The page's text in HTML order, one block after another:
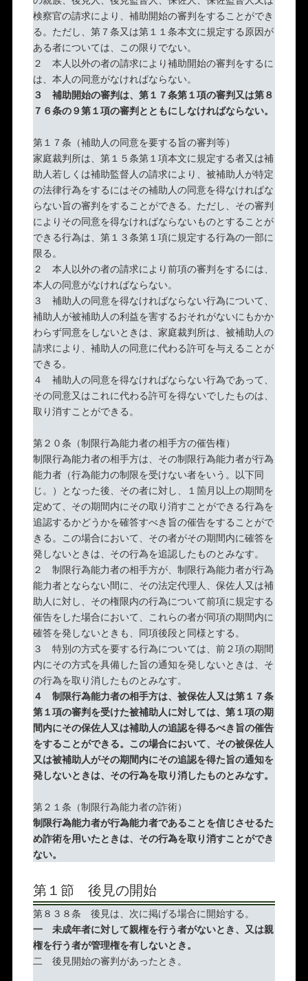
検察官の請求により、補助開始の審判をすることができ
る。ただし、第７条又は第１１条本文に規定する原因が
ある者については、この限りでない。
２ 本人以外の者の請求により補助開始の審判をするに
は、本人の同意がなければならない。
３
補助開始の審判は、第１７条第１項の審判又は第８
７６条の９第１項の審判とともにしなければならない。
第１７条（補助人の同意を要する旨の審判等）
家庭裁判所は、第１５条第１項本文に規定する者又は補
助人若しくは補助監督人の請求により、被補助人が特定
の法律行為をするにはその補助人の同意を得なければな
らない旨の審判をすることができる。ただし、その審判
によりその同意を得なければならないものとすることが
できる行為は、第１３条第１項に規定する行為の一部に
限る。
２ 本人以外の者の請求により前項の審判をするには、
本人の同意がなければならない。
３ 補助人の同意を得なければならない行為について、
補助人が被補助人の利益を害するおそれがないにもかか
わらず同意をしないときは、家庭裁判所は、被補助人の
請求により、補助人の同意に代わる許可を与えることが
できる。
４ 補助人の同意を得なければならない行為であって、
その同意又はこれに代わる許可を得ないでしたものは、
取り消すことができる。
第２０条（制限行為能力者の相手方の催告権）
制限行為能力者の相手方は、その制限行為能力者が行為
能力者（行為能力の制限を受けない者をいう。以下同
じ。）となった後、その者に対し、１箇月以上の期間を
定めて、その期間内にその取り消すことができる行為を
追認するかどうかを確答すべき旨の催告をすることがで
きる。この場合において、その者がその期間内に確答を
発しないときは、その行為を追認したものとみなす。
２ 制限行為能力者の相手方が、制限行為能力者が行為
能力者とならない間に、その法定代理人、保佐人又は補
助人に対し、その権限内の行為について前項に規定する
催告をした場合において、これらの者が同項の期間内に
確答を発しないときも、同項後段と同様とする。
３ 特別の方式を要する行為については、前２項の期間
内にその方式を具備した旨の通知を発しないときは、そ
の行為を取り消したものとみなす。
４
制限行為能力者の相手方は、被保佐人又は第１７条
第１項の審判を受けた被補助人に対しては、第１項の期
間内にその保佐人又は補助人の追認を得るべき旨の催告
をすることができる。この場合において、その被保佐人
又は被補助人がその期間内にその追認を得た旨の通知を
発しないときは、その行為を取り消したものとみなす。
第２１条（制限行為能力者の詐術）
制限行為能力者が行為能力者であることを信じさせるた
め詐術を用いたときは、その行為を取り消すことができ
ない。
第１節 後見の開始
第８３８条 後見は、次に掲げる場合に開始する。
一
未成年者に対して親権を行う者がないとき、又は親
権を行う者が管理権を有しないとき。
二 後見開始の審判があったとき。